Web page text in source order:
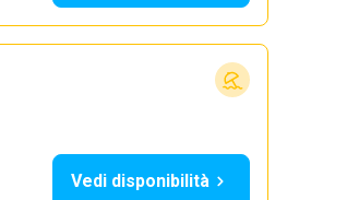
Vedi disponibilità